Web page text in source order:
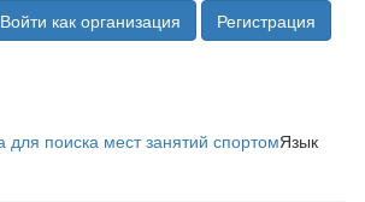
Войти как организация Регистрация
Язык